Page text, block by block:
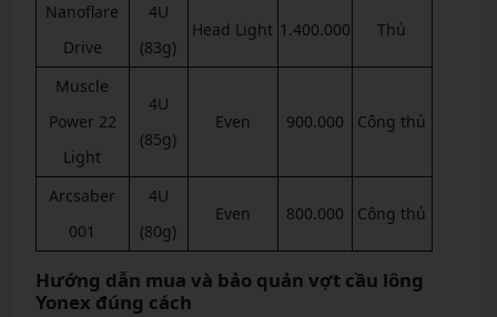
Nanoflare
Drive
4U
(83g)
Head Light 1.400.000 Thủ
Muscle
Power 22
Light
4U
(85g)
Even 900.000 Công thủ
Arcsaber
001
4U
(80g)
Even 800.000 Công thủ
Hướng dẫn mua và bảo quản vợt cầu lông
Yonex đúng cách